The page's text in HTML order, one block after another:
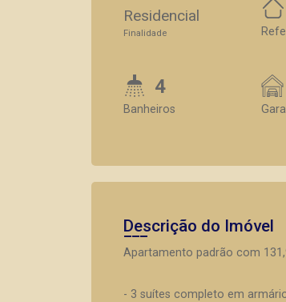
Residencial
Finalidade
4
Banheiros
Descrição do Imóvel
Apartamento padrão com
- 3 suítes completo em